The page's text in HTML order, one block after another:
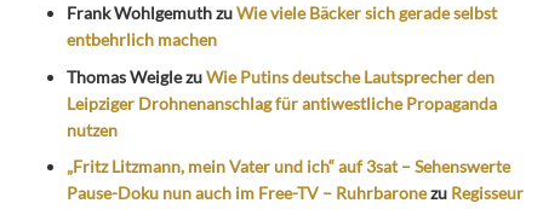
Frank WohlgemuthzuWie viele Bäcker sich gerade selbst
entbehrlich machen
Thomas WeiglezuWie Putins deutsche Lautsprecher den
Leipziger Drohnenanschlag für antiwestliche Propaganda
nutzen
„Fritz Litzmann, mein Vater und ich“ auf 3sat – Sehenswerte
Pause-Doku nun auch im Free-TV – Ruhrbaronezu Regisseur